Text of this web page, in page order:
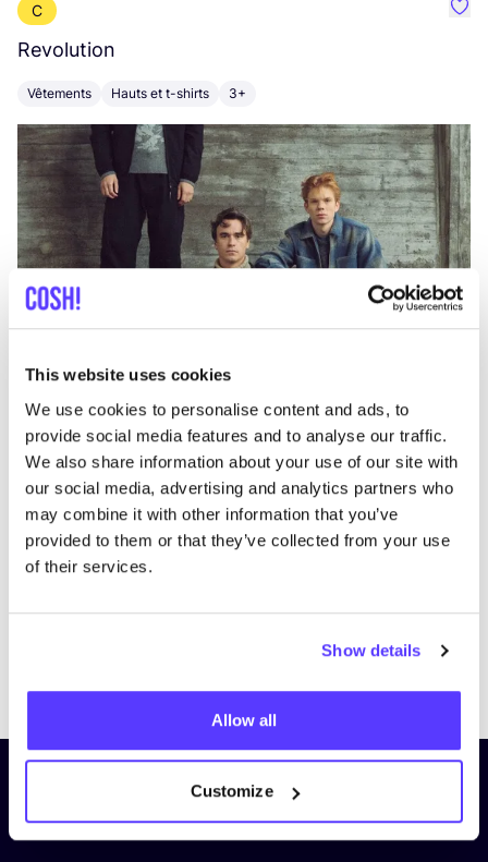
This website uses cookies
We use cookies to personalise content and ads, to
provide social media features and to analyse our traffic.
We also share information about your use of our site with
our social media, advertising and analytics partners who
may combine it with other information that you’ve
provided to them or that they’ve collected from your use
of their services.
Show details
Allow all
Customize
C
Revolution
Vêtements Hauts et t-shirts 3+
Inscrivez-vous à notre lettre
d’information et restez informé !